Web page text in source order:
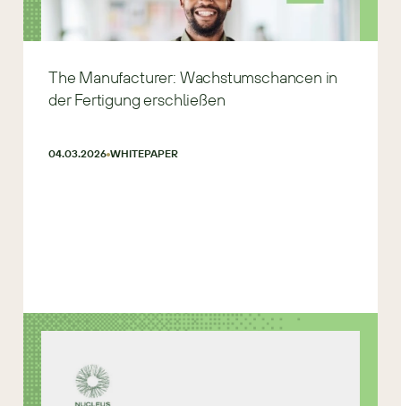
The Manufacturer: Wachstumschancen in
der Fertigung erschließen
04.03.2026 WHITEPAPER